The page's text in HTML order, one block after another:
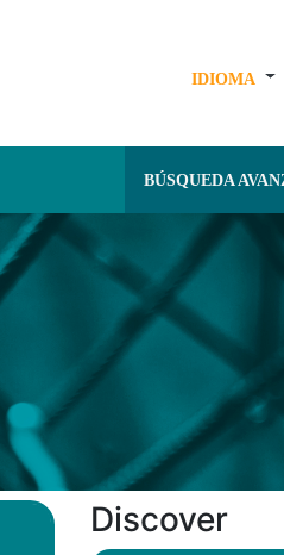
IDIOMA
BÚSQUEDA
Discover